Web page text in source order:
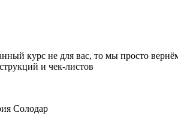
курс не для вас, то мы просто
и чек-листов
Солодар